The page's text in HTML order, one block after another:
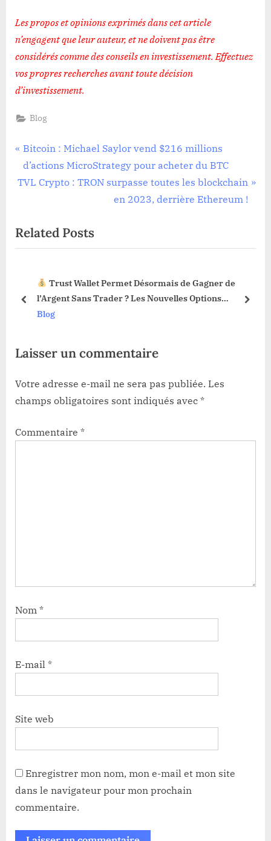
Les propos et opinions exprimés dans cet article
n’engagent que leur auteur, et ne doivent pas être
considérés comme des conseils en investissement. Effectuez
vos propres recherches avant toute décision
d’investissement.
Blog
Navigation
de
P
r
e
o
u
o
:
Bitcoin : Michael Saylor vend $216 millions
d’actions MicroStrategy pour acheter du BTC
N
t
P
TVL Crypto : TRON surpasse toutes les blockchain
en 2023, derrière Ethereum !
Related Posts
Trust Wallet Permet Désormais de Gagner de
l’Argent Sans Trader ? Les Nouvelles Options
Dévoilées !
Blog
prev next
Laisser un commentaire
Votre adresse e-mail ne sera pas publiée. Les
champs obligatoires sont indiqués avec *
Commentaire *
Nom *
E-mail *
Site web
Enregistrer mon nom, mon e-mail et mon site
dans le navigateur pour mon prochain
commentaire.